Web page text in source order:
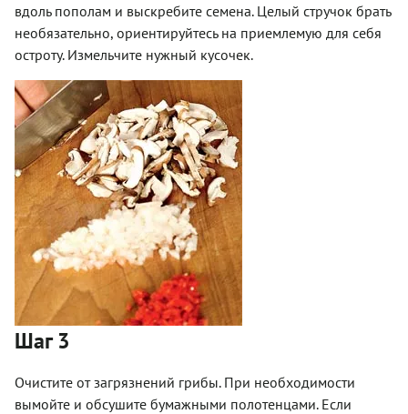
вдоль пополам и выскребите семена. Целый стручок брать
необязательно, ориентируйтесь на приемлемую для себя
остроту. Измельчите нужный кусочек.
Шаг 3
Очистите от загрязнений грибы. При необходимости
вымойте и обсушите бумажными полотенцами. Если